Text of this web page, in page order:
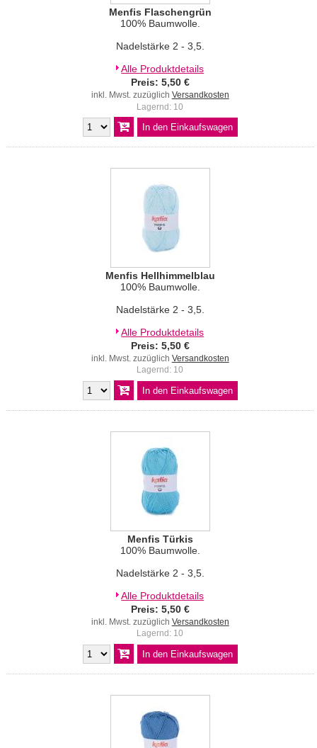
Menfis Flaschengrün
100% Baumwolle.
Nadelstärke 2 - 3,5.
Alle Produktdetails
Preis: 5,50 €
inkl. Mwst. zuzüglich Versandkosten
Lagernd: 10
Menfis Hellhimmelblau
100% Baumwolle.
Nadelstärke 2 - 3,5.
Alle Produktdetails
Preis: 5,50 €
inkl. Mwst. zuzüglich Versandkosten
Lagernd: 10
Menfis Türkis
100% Baumwolle.
Nadelstärke 2 - 3,5.
Alle Produktdetails
Preis: 5,50 €
inkl. Mwst. zuzüglich Versandkosten
Lagernd: 10